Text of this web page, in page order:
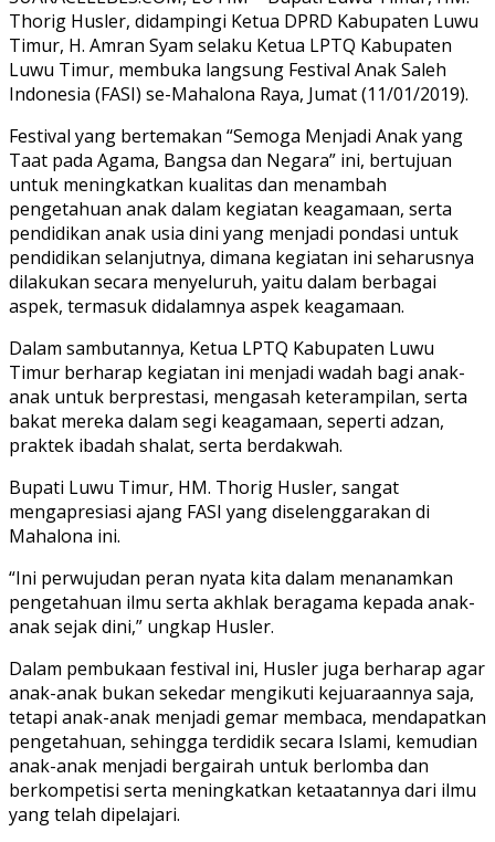
Thorig Husler, didampingi Ketua DPRD Kabupaten Luwu
Timur, H. Amran Syam selaku Ketua LPTQ Kabupaten
Luwu Timur, membuka langsung Festival Anak Saleh
Indonesia (FASI) se-Mahalona Raya, Jumat (11/01/2019).
Festival yang bertemakan “Semoga Menjadi Anak yang
Taat pada Agama, Bangsa dan Negara” ini, bertujuan
untuk meningkatkan kualitas dan menambah
pengetahuan anak dalam kegiatan keagamaan, serta
pendidikan anak usia dini yang menjadi pondasi untuk
pendidikan selanjutnya, dimana kegiatan ini seharusnya
dilakukan secara menyeluruh, yaitu dalam berbagai
aspek, termasuk didalamnya aspek keagamaan.
Dalam sambutannya, Ketua LPTQ Kabupaten Luwu
Timur berharap kegiatan ini menjadi wadah bagi anak-
anak untuk berprestasi, mengasah keterampilan, serta
bakat mereka dalam segi keagamaan, seperti adzan,
praktek ibadah shalat, serta berdakwah.
Bupati Luwu Timur, HM. Thorig Husler, sangat
mengapresiasi ajang FASI yang diselenggarakan di
Mahalona ini.
“Ini perwujudan peran nyata kita dalam menanamkan
pengetahuan ilmu serta akhlak beragama kepada anak-
anak sejak dini,” ungkap Husler.
Dalam pembukaan festival ini, Husler juga berharap agar
anak-anak bukan sekedar mengikuti kejuaraannya saja,
tetapi anak-anak menjadi gemar membaca, mendapatkan
pengetahuan, sehingga terdidik secara Islami, kemudian
anak-anak menjadi bergairah untuk berlomba dan
berkompetisi serta meningkatkan ketaatannya dari ilmu
yang telah dipelajari.